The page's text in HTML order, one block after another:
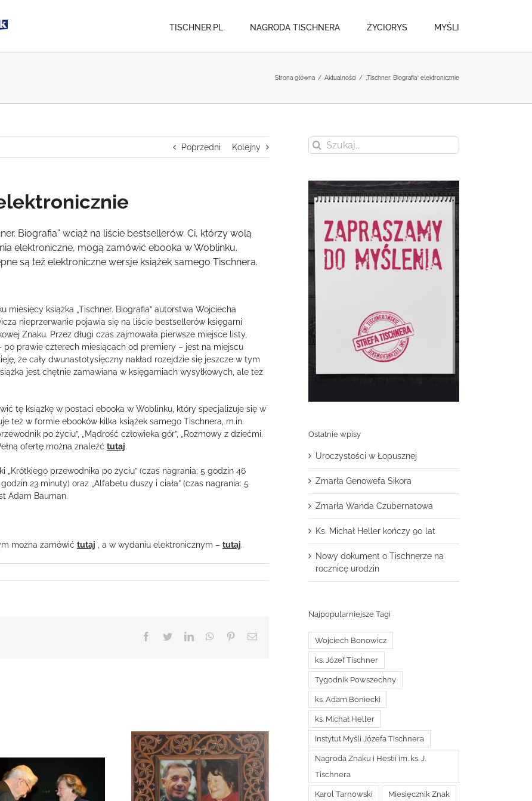
TISCHNER.PL NAGRODA TISCHNERA ŻYCIORYS MYŚLI
Strona główna / Aktualności / „Tischner. Biografia” elektronicznie
Poprzedni Kolejny
Biografia” wciąż na liście bestsellerów. Ci, którzy wolą
elektroniczne, mogą zamówić ebooka w Woblinku.
są też elektroniczne wersje książek samego Tischnera.
miesięcy książka „Tischner. Biografia” autorstwa Wojciecha
nieprzerwanie pojawia się na liście bestsellerów księgarni
Znaku. Przez długi czas zajmowała pierwsze miejsce listy,
po prawie czterech miesiącach od premiery – jest na miejscu
że cały dwunastotysięczny nakład rozejdzie się jeszcze w tym
jest chętnie zamawiana w księgarniach wysyłkowych, ale też
tę książkę w postaci ebooka w Woblinku, który specjalizuje się w
też w formie ebooków kilka książek samego Tischnera, m.in.
po życiu”, „Mądrość człowieka gór”, „Rozmowy z dziećmi.
ofertę można znaleźć tutaj.
„Krótkiego przewodnika po życiu” (czas nagrania: 5 godzin 46
23 minuty) oraz „Alfabetu duszy i ciała” (czas nagrania: 5
Adam Bauman.
można zamówić tutaj , a w wydaniu elektronicznym – tutaj.
Facebook
TwitterLinkedInWhatsApp
PinterestEmail
Szukaj
Ostatnie wpisy
Uroczystości w Łopusznej
Zmarła Genowefa Sikora
Zmarła Wanda Czubernatowa
Ks. Michał Heller kończy 90 lat
Nowy dokument o Tischnerze na
rocznicę urodzin
Najpopularniejsze Tagi
Wojciech Bonowicz
ks. Józef Tischner
Tygodnik Powszechny
ks. Adam Boniecki
ks. Michał Heller
Instytut Myśli Józefa Tischnera
Nagroda Znaku i Hestii im. ks. J.
Tischnera
Karol Tarnowski Miesięcznik Znak